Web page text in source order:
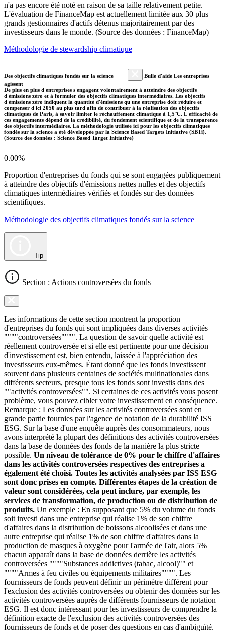
n'a pas encore été noté en raison de sa taille relativement petite.
L'évaluation de FinanceMap est actuellement limitée aux 30 plus
grands gestionnaires d'actifs détenus majoritairement par des
investisseurs dans le monde. (Source des données : FinanceMap)
Méthodologie de stewardship climatique
Des objectifs climatiques fondés sur la science
Bulle d'aide Les entreprises
agissent
De plus en plus d'entreprises s'engagent volontairement à atteindre des objectifs
d'émissions zéro et à formuler des objectifs climatiques intermédiaires. Les objectifs
d'émissions zéro indiquent la quantité d'émissions qu'une entreprise doit réduire et
compenser d'ici 2050 au plus tard afin de contribuer à la réalisation des objectifs
climatiques de Paris, à savoir limiter le réchauffement climatique à 1,5°C. L'efficacité de
ces engagements dépend de la crédibilité, du fondement scientifique et de la transparence
des objectifs intermédiaires. La méthodologie utilisée ici pour les objectifs climatiques
fondés sur la science a été développée par la Science Based Targets Initiative (SBTi).
(Source des données : Science Based Target Initiative)
0.00%
Proportion d'entreprises du fonds qui se sont engagées publiquement
à atteindre des objectifs d'émissions nettes nulles et des objectifs
climatiques intermédiaires vérifiés et fondés sur des données
scientifiques.
Méthodologie des objectifs climatiques fondés sur la science
Tip
Section : Actions controversées du fonds
Les informations de cette section montrent la proportion
d'entreprises du fonds qui sont impliquées dans diverses activités
""""controversées"""". La question de savoir quelle activité est
réellement controversée et si elle est pertinente pour une décision
d'investissement est, bien entendu, laissée à l'appréciation des
investisseurs eux-mêmes. Étant donné que les fonds investissent
souvent dans plusieurs centaines de sociétés multinationales dans
différents secteurs, presque tous les fonds sont investis dans des
""activités controversées"". Si certaines de ces activités vous posent
problème, vous pouvez cibler votre investissement en conséquence.
Remarque : Les données sur les activités controversées sont en
grande partie fournies par l'agence de notation de la durabilité ISS
ESG. Sur la base d'une enquête auprès des consommateurs, nous
avons interprété la plupart des définitions des activités controversées
dans la base de données des fonds de la manière la plus stricte
possible. Un niveau de tolérance de 0% pour le chiffre d'affaires
dans les activités controversées respectives des entreprises a
également été choisi. Toutes les activités analysées par ISS ESG
sont donc prises en compte. Différentes étapes de la création de
valeur sont considérées, cela peut inclure, par exemple, les
services de transformation, de production ou de distribution de
produits. Un exemple : En supposant que 5% du volume du fonds
soit investi dans une entreprise qui réalise 1% de son chiffre
d'affaires dans la distribution de boissons alcoolisées et dans une
autre entreprise qui réalise 1% de son chiffre d'affaires dans la
production de masques à oxygène pour l'armée de l'air, alors 5%
chacun apparaît dans la base de données derrière les activités
controversées """"Substances addictives (tabac, alcool)"" et
""""Armes à feu civiles ou équipements militaires"""". Les
fournisseurs de fonds peuvent définir un périmètre différent pour
l'exclusion des activités controversées ou obtenir des données sur les
activités controversées auprès de différents fournisseurs de notation
ESG. Il est donc intéressant pour les investisseurs de comprendre la
définition exacte de l'exclusion des activités controversées des
fournisseurs de fonds et de poser des questions en cas d'ambiguïté.